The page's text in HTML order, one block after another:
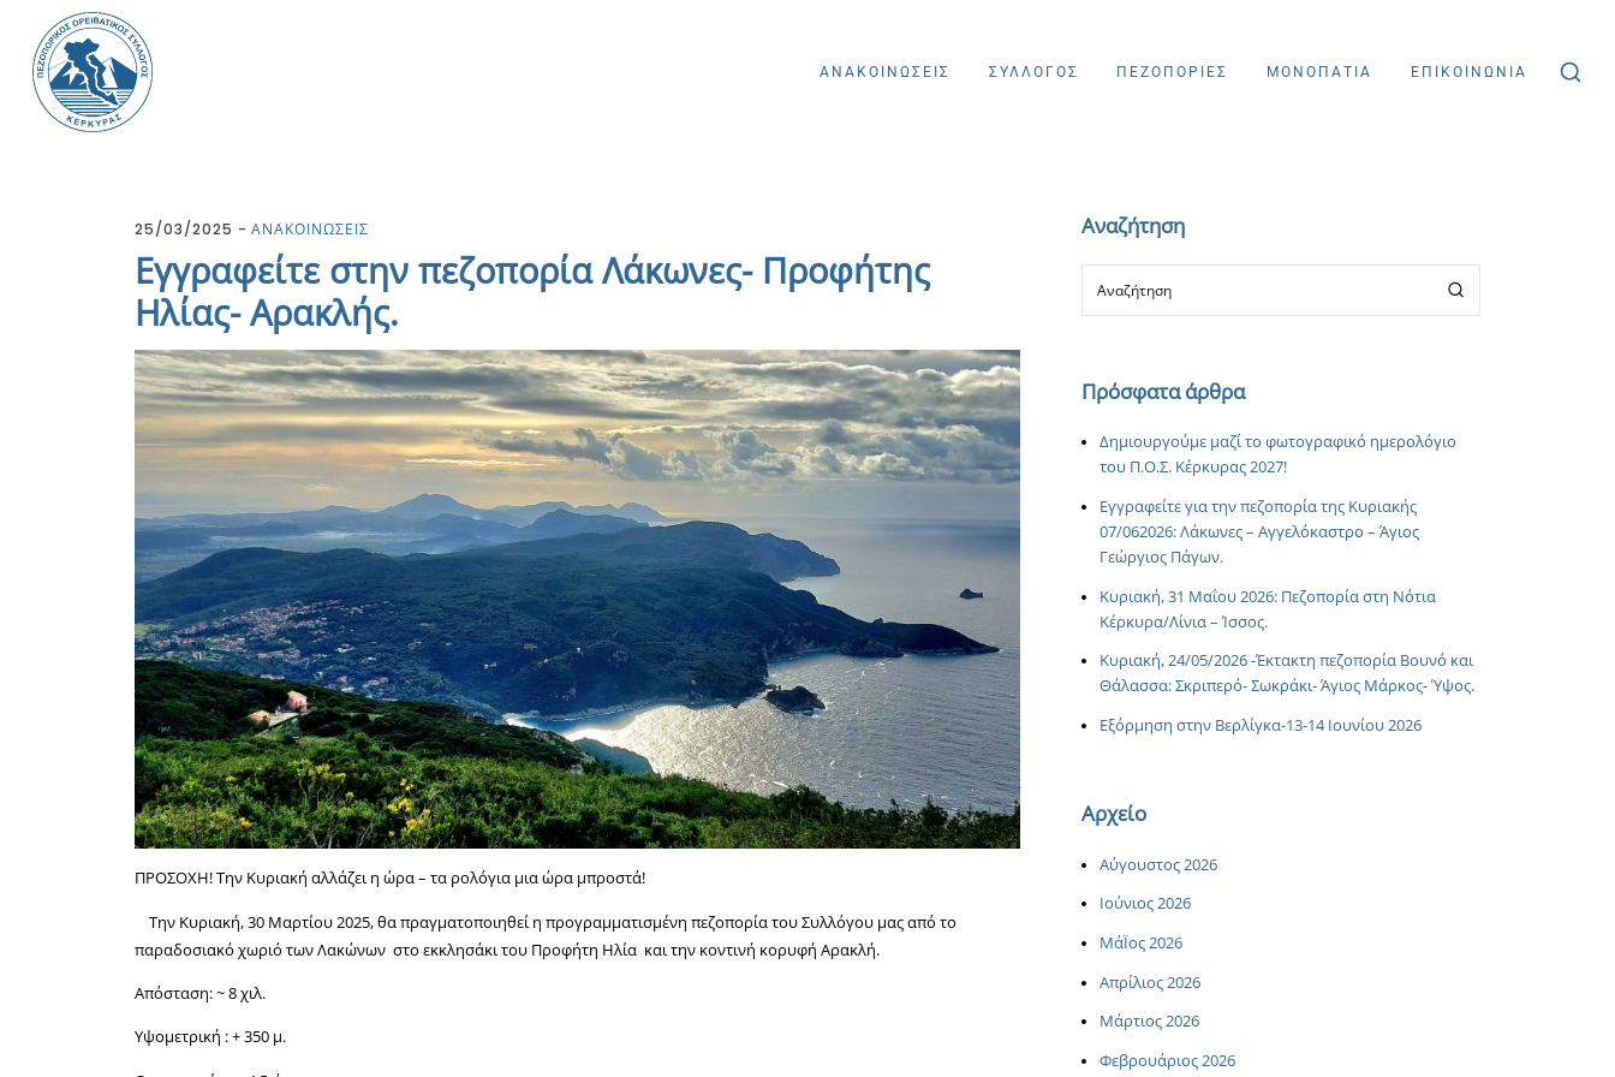
ΑΝΑΚΟΙΝΩΣΕΙΣ ΣΥΛΛΟΓΟΣ ΠΕΖΟΠΟΡΙΕΣ ΜΟΝΟΠΑΤΙΑ ΕΠΙΚΟΙΝΩΝΙΑ
25/03/2025 ΑΝΑΚΟΙΝΩΣΕΙΣ
Εγγραφείτε στην πεζοπορία Λάκωνες- Προφήτης
Ηλίας- Αρακλής.
ΠΡΟΣΟΧΗ! Την Κυριακή αλλάζει η ώρα – τα ρολόγια μια ώρα μπροστά!
Την Κυριακή, 30 Μαρτίου 2025, θα πραγματοποιηθεί η προγραμματισμένη πεζοπορία του Συλλόγου μας από το
παραδοσιακό χωριό των Λακώνων στο εκκλησάκι του Προφήτη Ηλία και την κοντινή κορυφή Αρακλή.
Απόσταση: ~ 8 χιλ.
Υψομετρική : + 350 μ.
Αναζήτηση
Πρόσφατα άρθρα
Δημιουργούμε μαζί το φωτογραφικό ημερολόγιο
του Π.Ο.Σ. Κέρκυρας 2027!
Εγγραφείτε για την πεζοπορία της Κυριακής
07/062026: Λάκωνες – Αγγελόκαστρο – Άγιος
Γεώργιος Πάγων.
Κυριακή, 31 Μαΐου 2026: Πεζοπορία στη Νότια
Κέρκυρα/Λίνια – Ίσσος.
Κυριακή, 24/05/2026 -Έκτακτη πεζοπορία Βουνό και
Θάλασσα: Σκριπερό- Σωκράκι- Άγιος Μάρκος- Ύψος.
Εξόρμηση στην Βερλίγκα-13-14 Ιουνίου 2026
Αρχείο
Αύγουστος 2026
Ιούνιος 2026
ΜάΪος 2026
Απρίλιος 2026
Μάρτιος 2026
Φεβρουάριος 2026